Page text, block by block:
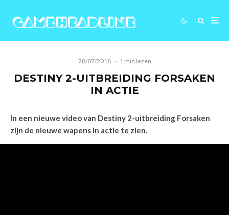
28/07/2018 · 1 min lezen
DESTINY 2-UITBREIDING FORSAKEN
IN ACTIE
In een nieuwe video van Destiny 2-uitbreiding Forsaken
zijn de nieuwe wapens in actie te zien.